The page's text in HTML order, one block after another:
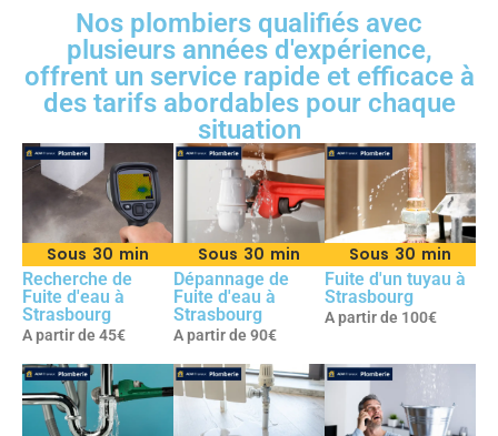
Nos plombiers qualifiés avec
plusieurs années d'expérience,
offrent un service rapide et efficace à
des tarifs abordables pour chaque
situation
Sous 30 min
Recherche de
Fuite d'eau à
Strasbourg
A partir de 45€
Sous 30 min
Dépannage de
Fuite d'eau à
Strasbourg
A partir de 90€
Sous 30 min
Fuite d'un tuyau à
Strasbourg
A partir de 100€